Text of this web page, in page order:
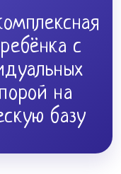
с
на
базу